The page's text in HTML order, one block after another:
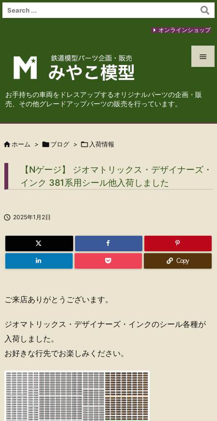
お手持ちの車両をドレスアップするオリジナルパーツの企画・販
売、その他グレードアップパーツの販売を行っています。




オンラインショップ
 ホーム > ブログ >  入荷情報
【Nゲージ】 ジオマトリックス・デザイナーズ・
インク 381系用シール他入荷しました
 2025年1月2日
Copy
ご来店ありがとうございます。
ジオマトリックス・デザイナーズ・インクのシール各種が
入荷しました。
お好きな行先でお楽しみください。